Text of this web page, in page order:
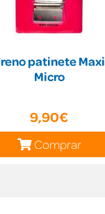
patinete Maxi
Micro
9,90€
Comprar